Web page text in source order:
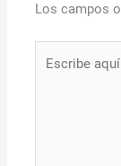
Los campos